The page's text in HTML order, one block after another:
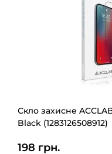
Скло захисне
Black (1283126508912)
198 грн.